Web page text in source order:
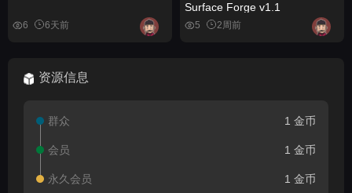
6 6天前
Surface Forge v1.1
5 2周前
资源信息
群众 1 金币
会员 1 金币
永久会员 1 金币